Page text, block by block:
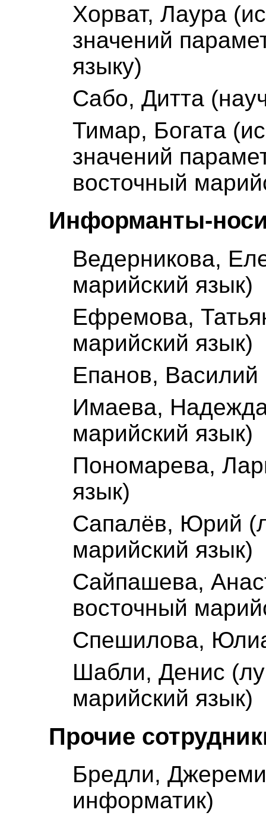
Хорват, Лаура
значений
языку)
Сабо, Дитта
Тимар, Богата
значений
восточный
Информанты-
Ведерникова,
марийский язык)
Ефремова,
марийский язык)
Eпанов,
Имаева,
марийский язык)
Пономарева,
язык)
Сапалёв, Юрий
марийский язык)
Сайпашева,
восточный
Спешилова,
Шабли, Денис
марийский язык)
Прочие
Брeдли,
информатик)